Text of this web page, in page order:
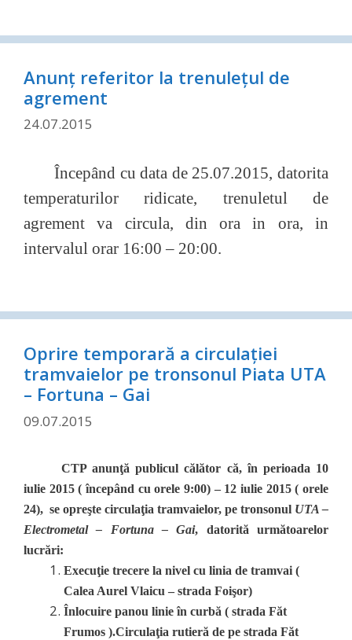
Anunţ referitor la trenuleţul de
agrement
24.07.2015
Începând cu data de 25.07.2015, datorita
temperaturilor ridicate, trenuletul de
agrement va circula, din ora in ora, in
intervalul orar 16:00 – 20:00.
Oprire temporară a circulaţiei
tramvaielor pe tronsonul Piata UTA
– Fortuna – Gai
09.07.2015
CTP anunţă publicul călător că, în perioada 10
iulie 2015 ( începând cu orele 9:00) – 12 iulie 2015 ( orele
24), se opreşte circulaţia tramvaielor, pe tronsonul UTA –
Electrometal – Fortuna – Gai, datorită următoarelor
lucrări:
Execuţie trecere la nivel cu linia de tramvai (
Calea Aurel Vlaicu – strada Foişor)
Înlocuire panou linie în curbă ( strada Făt
Frumos ).Circulaţia rutieră de pe strada Făt